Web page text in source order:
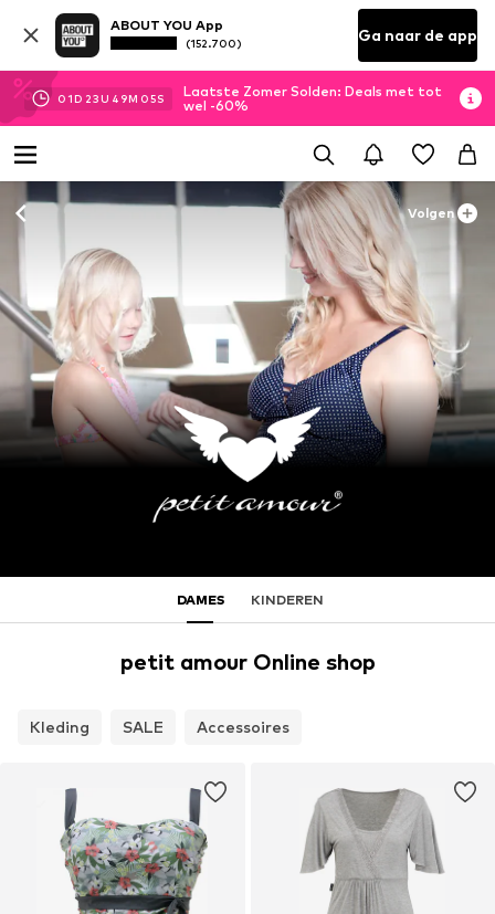
ABOUT YOU App
(152.700) Ga naar de app
01D 23U 49M 04S
Laatste Zomer Solden: Deals met tot
wel -60%
Volgen
DAMES KINDEREN
petit amour Online shop
Kleding SALE Accessoires